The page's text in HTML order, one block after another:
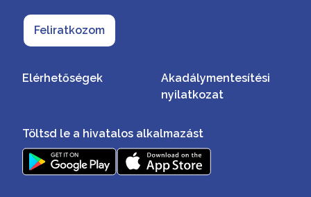
Feliratkozom
Elérhetőségek
Akadálymentesítési
nyilatkozat
Töltsd le a hivatalos alkalmazást